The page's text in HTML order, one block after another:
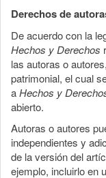
Derechos de
De acuerdo con la
Hechos y Derechos
las autoras o
patrimonial, el cual
aHechos y
abierto.
Autoras o autores
independientes y
de la versión del
ejemplo, incluirlo en